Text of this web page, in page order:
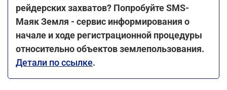
рейдерских захватов? Попробуйте SMS-
Маяк Земля - сервис информирования о
начале и ходе регистрационной процедуры
относительно объектов землепользования.
Детали по ссылке.